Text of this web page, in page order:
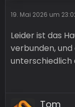
19. Mai 2026 um
Leider ist das
verbunden,
unterschiedlich
Tom